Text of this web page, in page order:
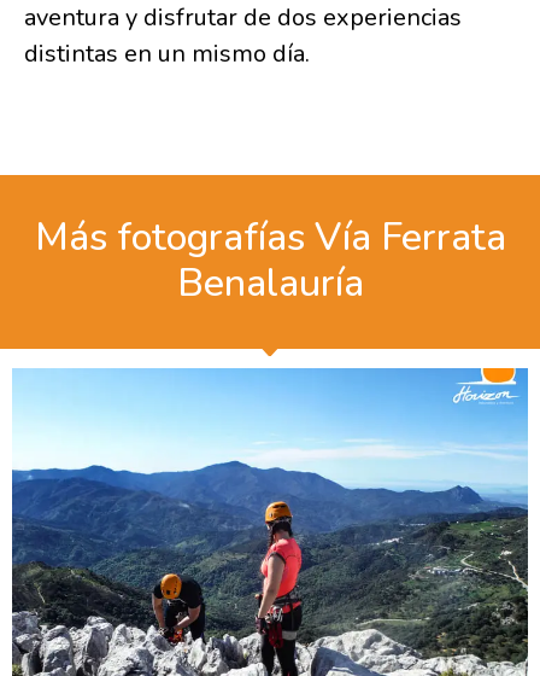
aventura y disfrutar de dos experiencias
distintas en un mismo día.
Más fotografías Vía Ferrata
Benalauría